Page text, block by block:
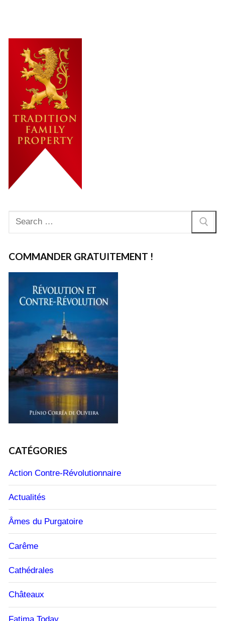
Rechercher
:
COMMANDER GRATUITEMENT !
CATÉGORIES
Action Contre-Révolutionnaire
Actualités
Âmes du Purgatoire
Carême
Cathédrales
Châteaux